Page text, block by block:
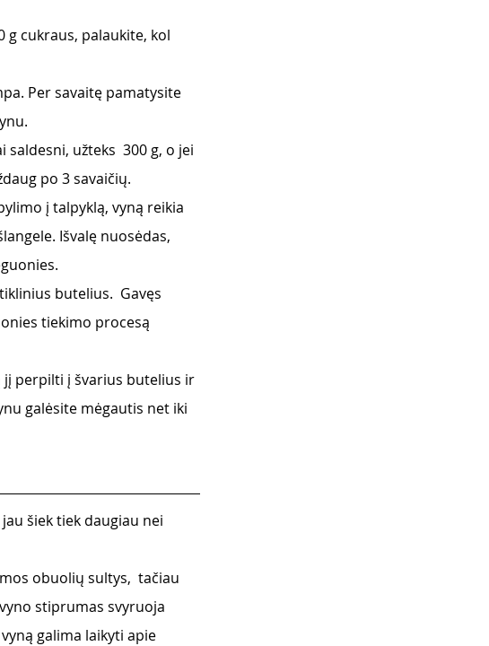
g cukraus, palaukite, kol
Per savaitę pamatysite
užteks  300 g, o jei
po 3 savaičių.
į talpyklą, vyną reikia
Išvalę nuosėdas,
butelius.  Gavęs
tiekimo procesą
jį perpilti į švarius butelius ir
galėsite mėgautis net iki
šiek tiek daugiau nei
obuolių sultys,  tačiau
stiprumas svyruoja
galima laikyti apie